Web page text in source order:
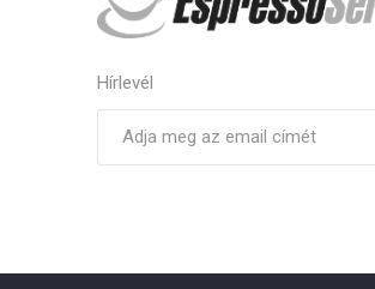
Hírlevél